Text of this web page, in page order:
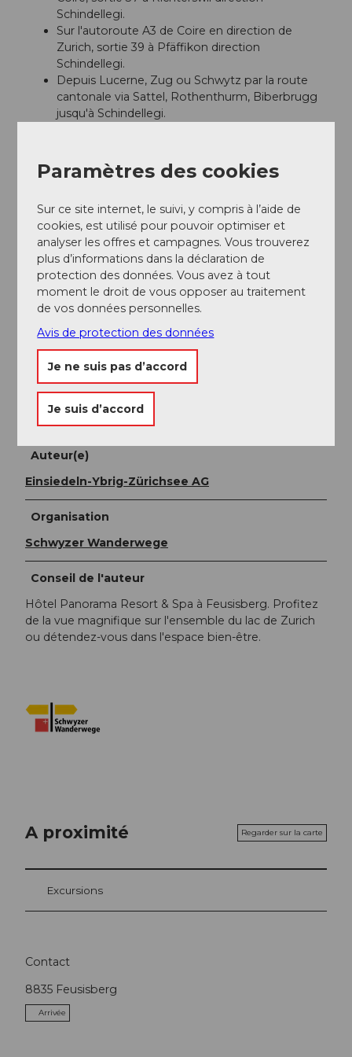
Schindellegi.
Sur l'autoroute A3 de Coire en direction de
Zurich, sortie 39 à Pfäffikon direction
Schindellegi.
Depuis Lucerne, Zug ou Schwytz par la route
cantonale via Sattel, Rothenthurm, Biberbrugg
jusqu'à Schindellegi.
Parking public payant à la gare de Schindellegi-
Transports en commun
Prendre le train jusqu'à la gare de Schindellegi-
Feusisberg, puis continuer en bus jusqu'à l'arrêt
Feusisberg, Feld.
Horaire SBB
Panorama Resort & Spa Feusisberg
Einsiedeln-Ybrig-Zürichsee AG
Auteur(e)
Einsiedeln-Ybrig-Zürichsee AG
Organisation
Schwyzer Wanderwege
Conseil de l'auteur
Hôtel Panorama Resort & Spa à Feusisberg. Profitez
de la vue magnifique sur l'ensemble du lac de Zurich
ou détendez-vous dans l'espace bien-être.
A proximité Regarder sur la carte
Excursions
Contact
8835 Feusisberg
Arrivée
Paramètres des cookies
Sur ce site internet, le suivi, y compris à l’aide de
cookies, est utilisé pour pouvoir optimiser et
analyser les offres et campagnes. Vous trouverez
plus d’informations dans la déclaration de
protection des données. Vous avez à tout
moment le droit de vous opposer au traitement
de vos données personnelles.
Avis de protection des données
Je ne suis pas d’accord
Je suis d’accord